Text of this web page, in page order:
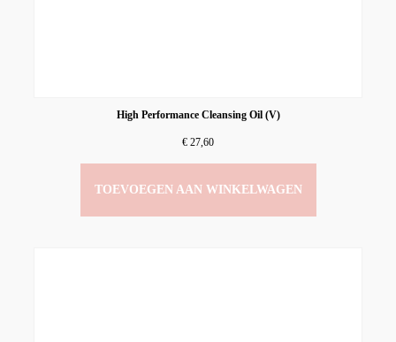
High Performance Cleansing Oil (V)
€ 27,60
TOEVOEGEN AAN WINKELWAGEN